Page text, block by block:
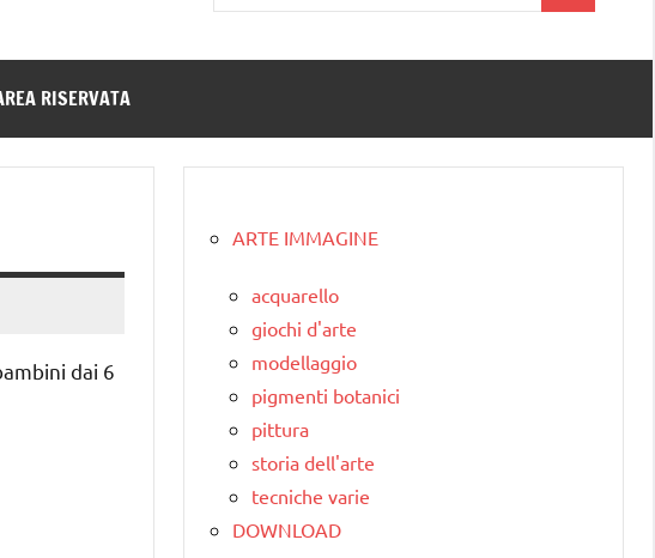
per:
RISERVATA
dai 6
ARTE IMMAGINE
acquarello
giochi d'arte
modellaggio
pigmenti botanici
pittura
storia dell'arte
tecniche varie
DOWNLOAD